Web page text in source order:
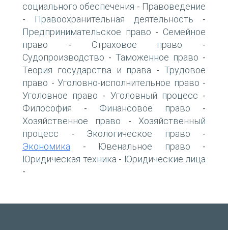
социального обеспечения - Правоведение
- Правоохранительная деятельность -
Предпринимательское право - Семейное
право - Страховое право -
Судопроизводство - Таможенное право -
Теория государства и права -Трудовое
право - Уголовно-исполнительное право -
Уголовное право - Уголовный процесс -
Философия - Финансовое право -
Хозяйственное право - Хозяйственный
процесс - Экологическое право -
Экономика - Ювенальное право -
Юридическая техника - Юридические лица
-